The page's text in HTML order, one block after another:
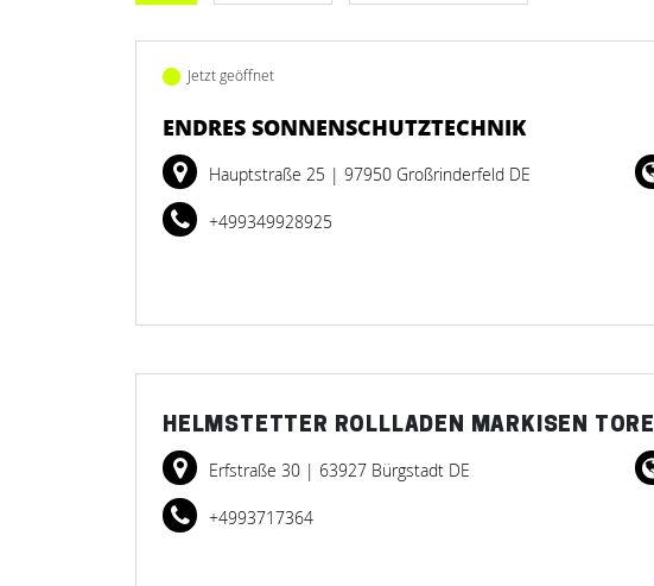
Jetzt geöffnet
ENDRES SONNENSCHUTZTECHNIK
Hauptstraße 25 | 97950 Großrinderfeld DE
+499349928925
HELMSTETTER ROLLLADEN MARKISEN TORE
Erfstraße 30 | 63927 Bürgstadt DE
+4993717364